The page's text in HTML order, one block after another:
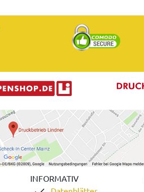
INFORMATIV